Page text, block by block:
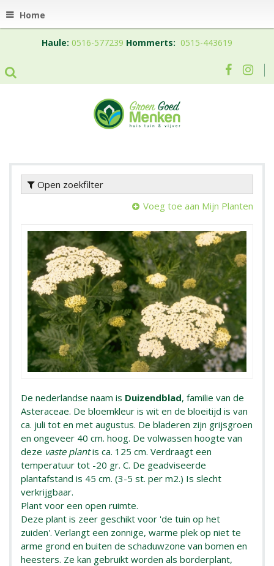
Home
Haule: 0516-577239 Hommerts: 0515-443619
Open zoekfilter
Voeg toe aan Mijn Planten
De nederlandse naam is Duizendblad, familie van de
Asteraceae. De bloemkleur is wit en de bloeitijd is van
ca. juli tot en met augustus. De bladeren zijn grijsgroen
en ongeveer 40 cm. hoog. De volwassen hoogte van
deze vaste plantis ca. 125 cm. Verdraagt een
temperatuur tot -20 gr. C. De geadviseerde
plantafstand is 45 cm. (3-5 st. per m2.) Is slecht
verkrijgbaar.
Plant voor een open ruimte.
Deze plant is zeer geschikt voor 'de tuin op het
zuiden'. Verlangt een zonnige, warme plek op niet te
arme grond en buiten de schaduwzone van bomen en
heesters. Ze kan gebruikt worden als borderplant,